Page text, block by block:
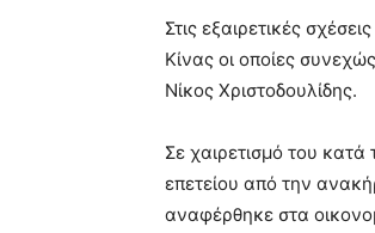
Στις εξαιρετικές
Κίνας οι οποίες
Νίκος Χριστοδουλίδης.
Σε χαιρετισμό του
επετείου από την
αναφέρθηκε στα